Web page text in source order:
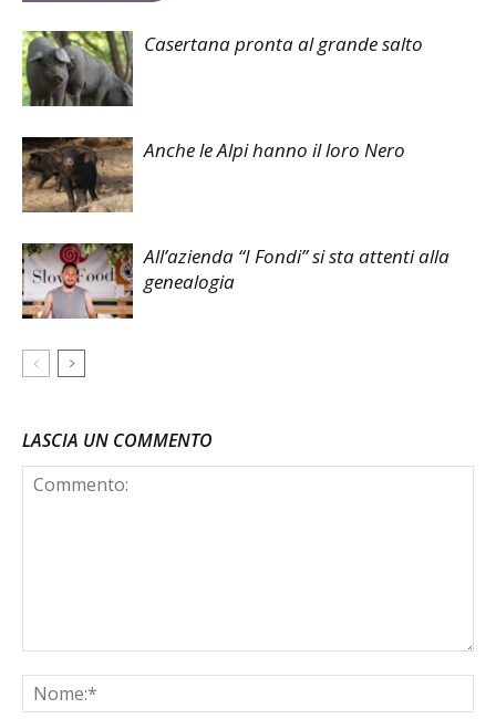
Casertana pronta al grande salto
Anche le Alpi hanno il loro Nero
All’azienda “I Fondi” si sta attenti alla
genealogia
LASCIA UN COMMENTO